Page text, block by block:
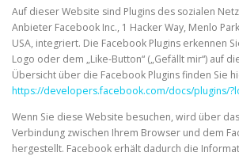
Auf dieser Website sind Plugins des sozialen
Anbieter Facebook Inc., 1 Hacker Way, Menlo
USA, integriert. Die Facebook Plugins erkennen
Logo oder dem „Like-Button“ („Gefällt mir“) auf
Übersicht über die Facebook Plugins finden Sie
https://developers.facebook.com/docs/plugins/
Wenn Sie diese Website besuchen, wird über
Verbindung zwischen Ihrem Browser und dem
hergestellt. Facebook erhält dadurch die